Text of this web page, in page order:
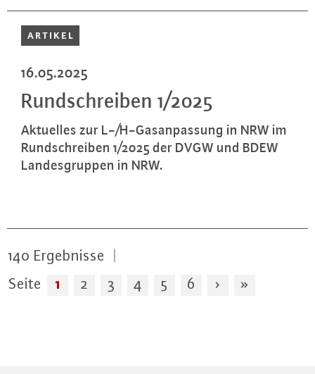
ARTIKEL
16.05.2025
Rund­schrei­ben 1/2025
Aktuelles zur L-/H-Gas­an­pas­sung in NRW im
Rund­schrei­ben 1/2025 der DVGW und BDEW
Lan­des­grup­pen in NRW.
140 Ergebnisse |
Seite
1 2 3 4 5 6 › »